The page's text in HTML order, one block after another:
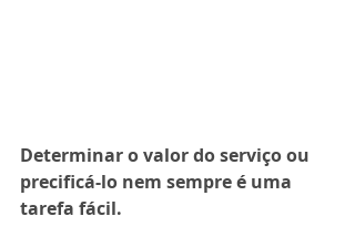
Determinar o valor do serviço ou
precificá-lo nem sempre é uma
tarefa fácil.